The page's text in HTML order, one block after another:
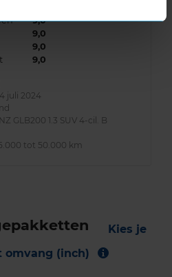
9,0
9,0
9,0
9,0
4 juli 2024
GLB200 1.3 SUV 4-cil. B
tot 50.000 km
Kies je
omvang (inch)